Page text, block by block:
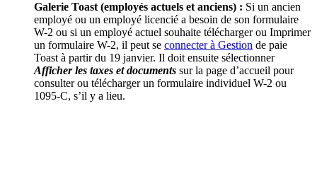
Galerie Toast (employés actuels et anciens) : Si un ancien
employé ou un employé licencié a besoin de son formulaire
W-2 ou si un employé actuel souhaite télécharger ou Imprimer
un formulaire W-2, il peut se connecter à Gestion de paie
Toast à partir du 19 janvier. Il doit ensuite sélectionner
Afficher les taxes et documents sur la page d’accueil pour
consulter ou télécharger un formulaire individuel W-2 ou
1095-C, s’il y a lieu.